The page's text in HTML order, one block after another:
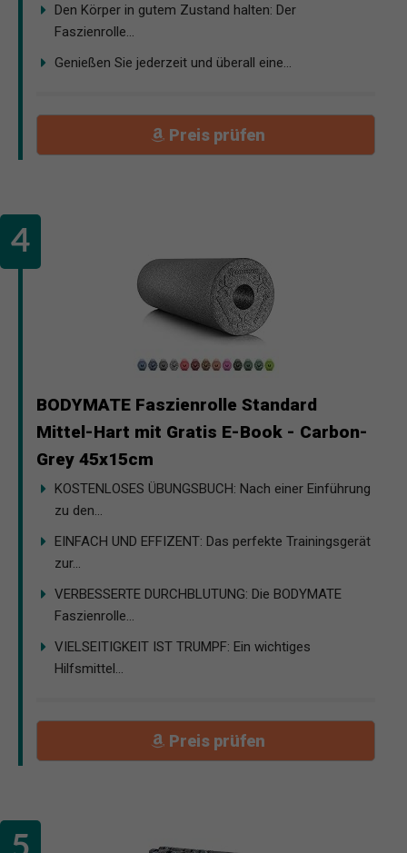
Den Körper in gutem Zustand halten: Der
Faszienrolle...
Genießen Sie jederzeit und überall eine...
Preis prüfen
BODYMATE Faszienrolle Standard
Mittel-Hart mit Gratis E-Book - Carbon-
Grey 45x15cm
KOSTENLOSES ÜBUNGSBUCH: Nach einer Einführung
zu den...
EINFACH UND EFFIZENT: Das perfekte Trainingsgerät
zur...
VERBESSERTE DURCHBLUTUNG: Die BODYMATE
Faszienrolle...
VIELSEITIGKEIT IST TRUMPF: Ein wichtiges
Hilfsmittel...
Preis prüfen